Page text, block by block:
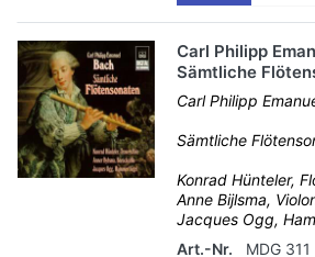
Carl Philipp
Sämtliche
Carl Philipp
Sämtliche
Konrad Hünteler,
Anne Bijlsma,
Jacques Ogg,
Art.-Nr.
MDG